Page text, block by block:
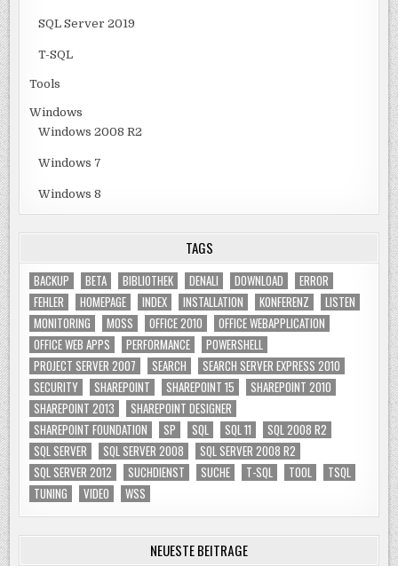
SQL Server 2019
T-SQL
Tools
Windows
Windows 2008 R2
Windows 7
Windows 8
TAGS
BACKUP BETA BIBLIOTHEK DENALI DOWNLOAD
ERROR
FEHLER
HOMEPAGE INDEX INSTALLATION KONFERENZ
LISTEN
MONITORING
MOSS OFFICE 2010
OFFICE WEBAPPLICATION
OFFICE WEB APPS
PERFORMANCE
POWERSHELL
PROJECT SERVER 2007
SEARCH
SEARCH SERVER EXPRESS 2010
SECURITY
SHAREPOINT SHAREPOINT 15
SHAREPOINT 2010
SHAREPOINT 2013
SHAREPOINT DESIGNER
SHAREPOINT FOUNDATION
SP SQL SQL 11
SQL 2008 R2
SQL SERVER
SQL SERVER 2008
SQL SERVER 2008 R2
SQL SERVER 2012
SUCHDIENST SUCHE T-SQL TOOL
TSQL
TUNING
VIDEO WSS
NEUESTE BEITRÄGE